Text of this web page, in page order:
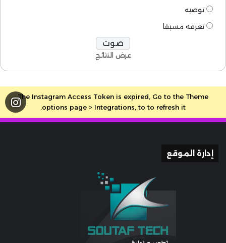
توصيه
تعرفه مسبقا
عرض النتائج
The Instagram Access Token is expired, Go to the Theme
options page > Integrations, to to refresh it.
إدارة الموقع